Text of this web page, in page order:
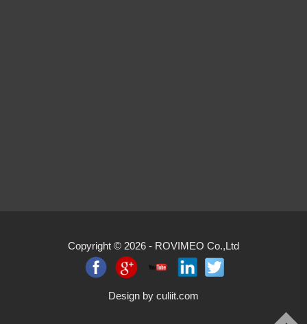
Copyright © 2026 - ROVIMEO Co.,Ltd
Design by culiit.com